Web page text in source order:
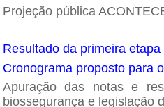
Projeção pública
Resultado da primeira
Cronograma proposto para
Apuração das notas e